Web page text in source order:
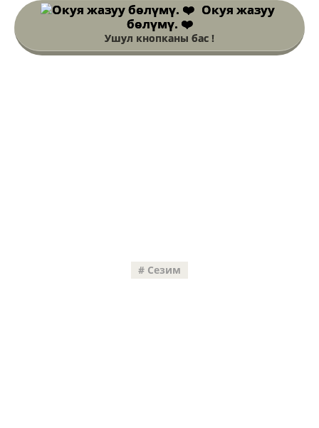
Окуя жазуу
бөлүмү. ❤️
Ушул кнопканы бас !
Сезим